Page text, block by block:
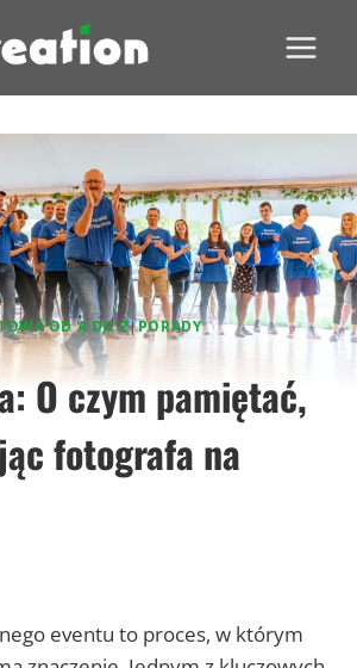
OD A DO Z|PORADY
O czym pamiętać,
fotografa na
eventu to proces, w którym